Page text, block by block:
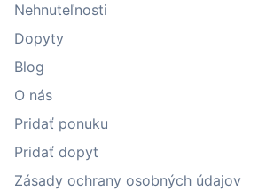
Nehnuteľnosti
Dopyty
Blog
O nás
Pridať ponuku
Pridať dopyt
Zásady ochrany osobných údajov